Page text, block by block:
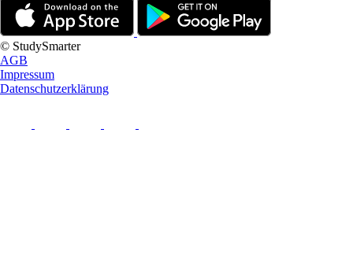
© StudySmarter
AGB
Impressum
Datenschutzerklärung